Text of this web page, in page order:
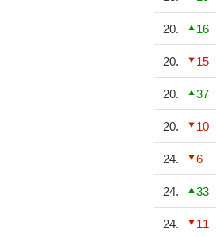
20. 16
20. 15
20. 37
20. 10
24. 6
24. 33
24. 11